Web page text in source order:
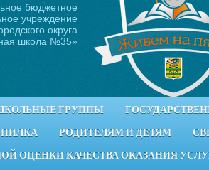
бюджетное
учреждение
округа
школа №35»
ГРУППЫ
РОДИТЕЛЯМ И ДЕТЯМ
ОЦЕНКИ КАЧЕСТВА ОКАЗАНИЯ